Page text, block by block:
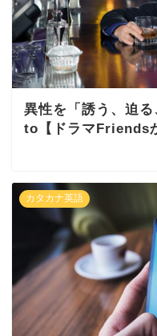
異性を「誘う、迫
to【ドラマFriends
カタカナ英語